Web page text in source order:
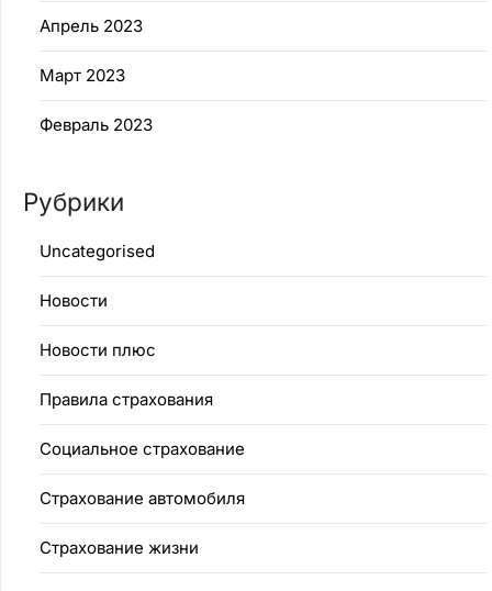
Апрель 2023
Март 2023
Февраль 2023
Рубрики
Uncategorised
Новости
Новости плюс
Правила страхования
Социальное страхование
Страхование автомобиля
Страхование жизни